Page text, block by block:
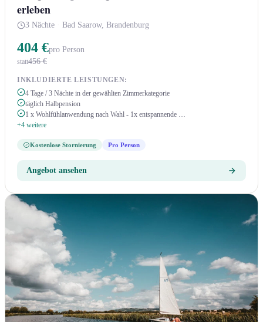
erleben
3 Nächte · Bad Saarow, Brandenburg
404 €pro Person
statt456 €
INKLUDIERTE LEISTUNGEN:
4 Tage / 3 Nächte in der gewählten Zimmerkategorie
täglich Halbpension
1 x Wohlfühlanwendung nach Wahl - 1x entspannende …
+4 weitere
Kostenlose Stornierung Pro Person
Angebot ansehen